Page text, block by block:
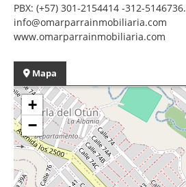
PBX: (+57) 301-2154414 -312-5146736.
info@omarparrainmobiliaria.com
www.omarparrainmobiliaria.com
Mapa
+
−